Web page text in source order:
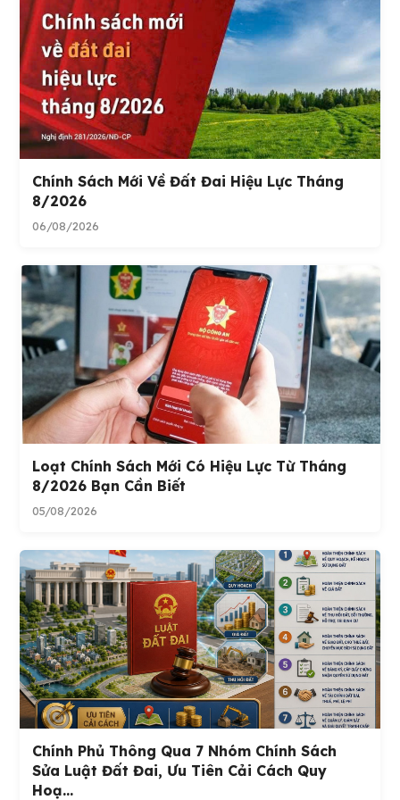
Chính Sách Mới Về Đất Đai Hiệu Lực Tháng
8/2026
06/08/2026
Loạt Chính Sách Mới Có Hiệu Lực Từ Tháng
8/2026 Bạn Cần Biết
05/08/2026
Chính Phủ Thông Qua 7 Nhóm Chính Sách
Sửa Luật Đất Đai, Ưu Tiên Cải Cách Quy
Hoạ...